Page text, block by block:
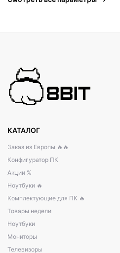
КАТАЛОГ
Заказ из Европы 🔥🔥
Конфигуратор ПК
Акции %
Ноутбуки 🔥
Комплектующие для ПК 🔥
Товары недели
Ноутбуки
Мониторы
Телевизоры